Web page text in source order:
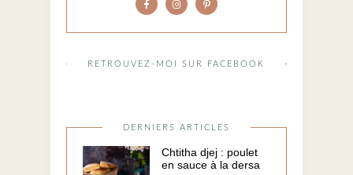
RETROUVEZ-MOI SUR FACEBOOK
DERNIERS ARTICLES
Chtitha djej : poulet
en sauce à la dersa